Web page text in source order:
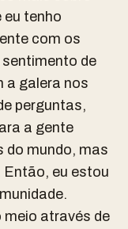
eu tenho
com os
de
a galera nos
perguntas,
a gente
do mundo, mas
Então, eu estou
meio através de